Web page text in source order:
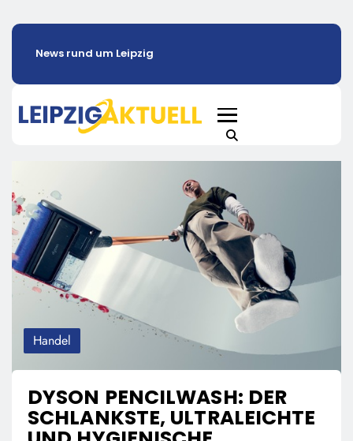
News rund um Leipzig
Handel
DYSON PENCILWASH: DER
SCHLANKSTE, ULTRALEICHTE